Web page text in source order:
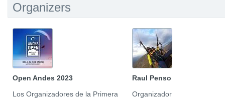
Organizers
Open Andes 2023
Los Organizadores de la Primera
Raul Penso
Organizador